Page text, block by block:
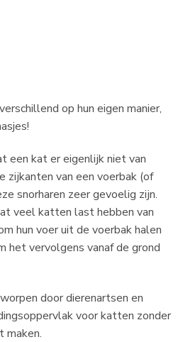
op hun eigen manier,
een kat er eigenlijk niet van
zijkanten van een voerbak (of
snorharen zeer gevoelig zijn.
veel katten last hebben van
hun voer uit de voerbak halen
het vervolgens vanaf de grond
door dierenartsen en
voor katten zonder
maken.